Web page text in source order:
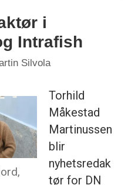
i
Intrafish
Silvola
Torhild
Måkestad
Martinussen
blir
nyhetsredak
tør for DN